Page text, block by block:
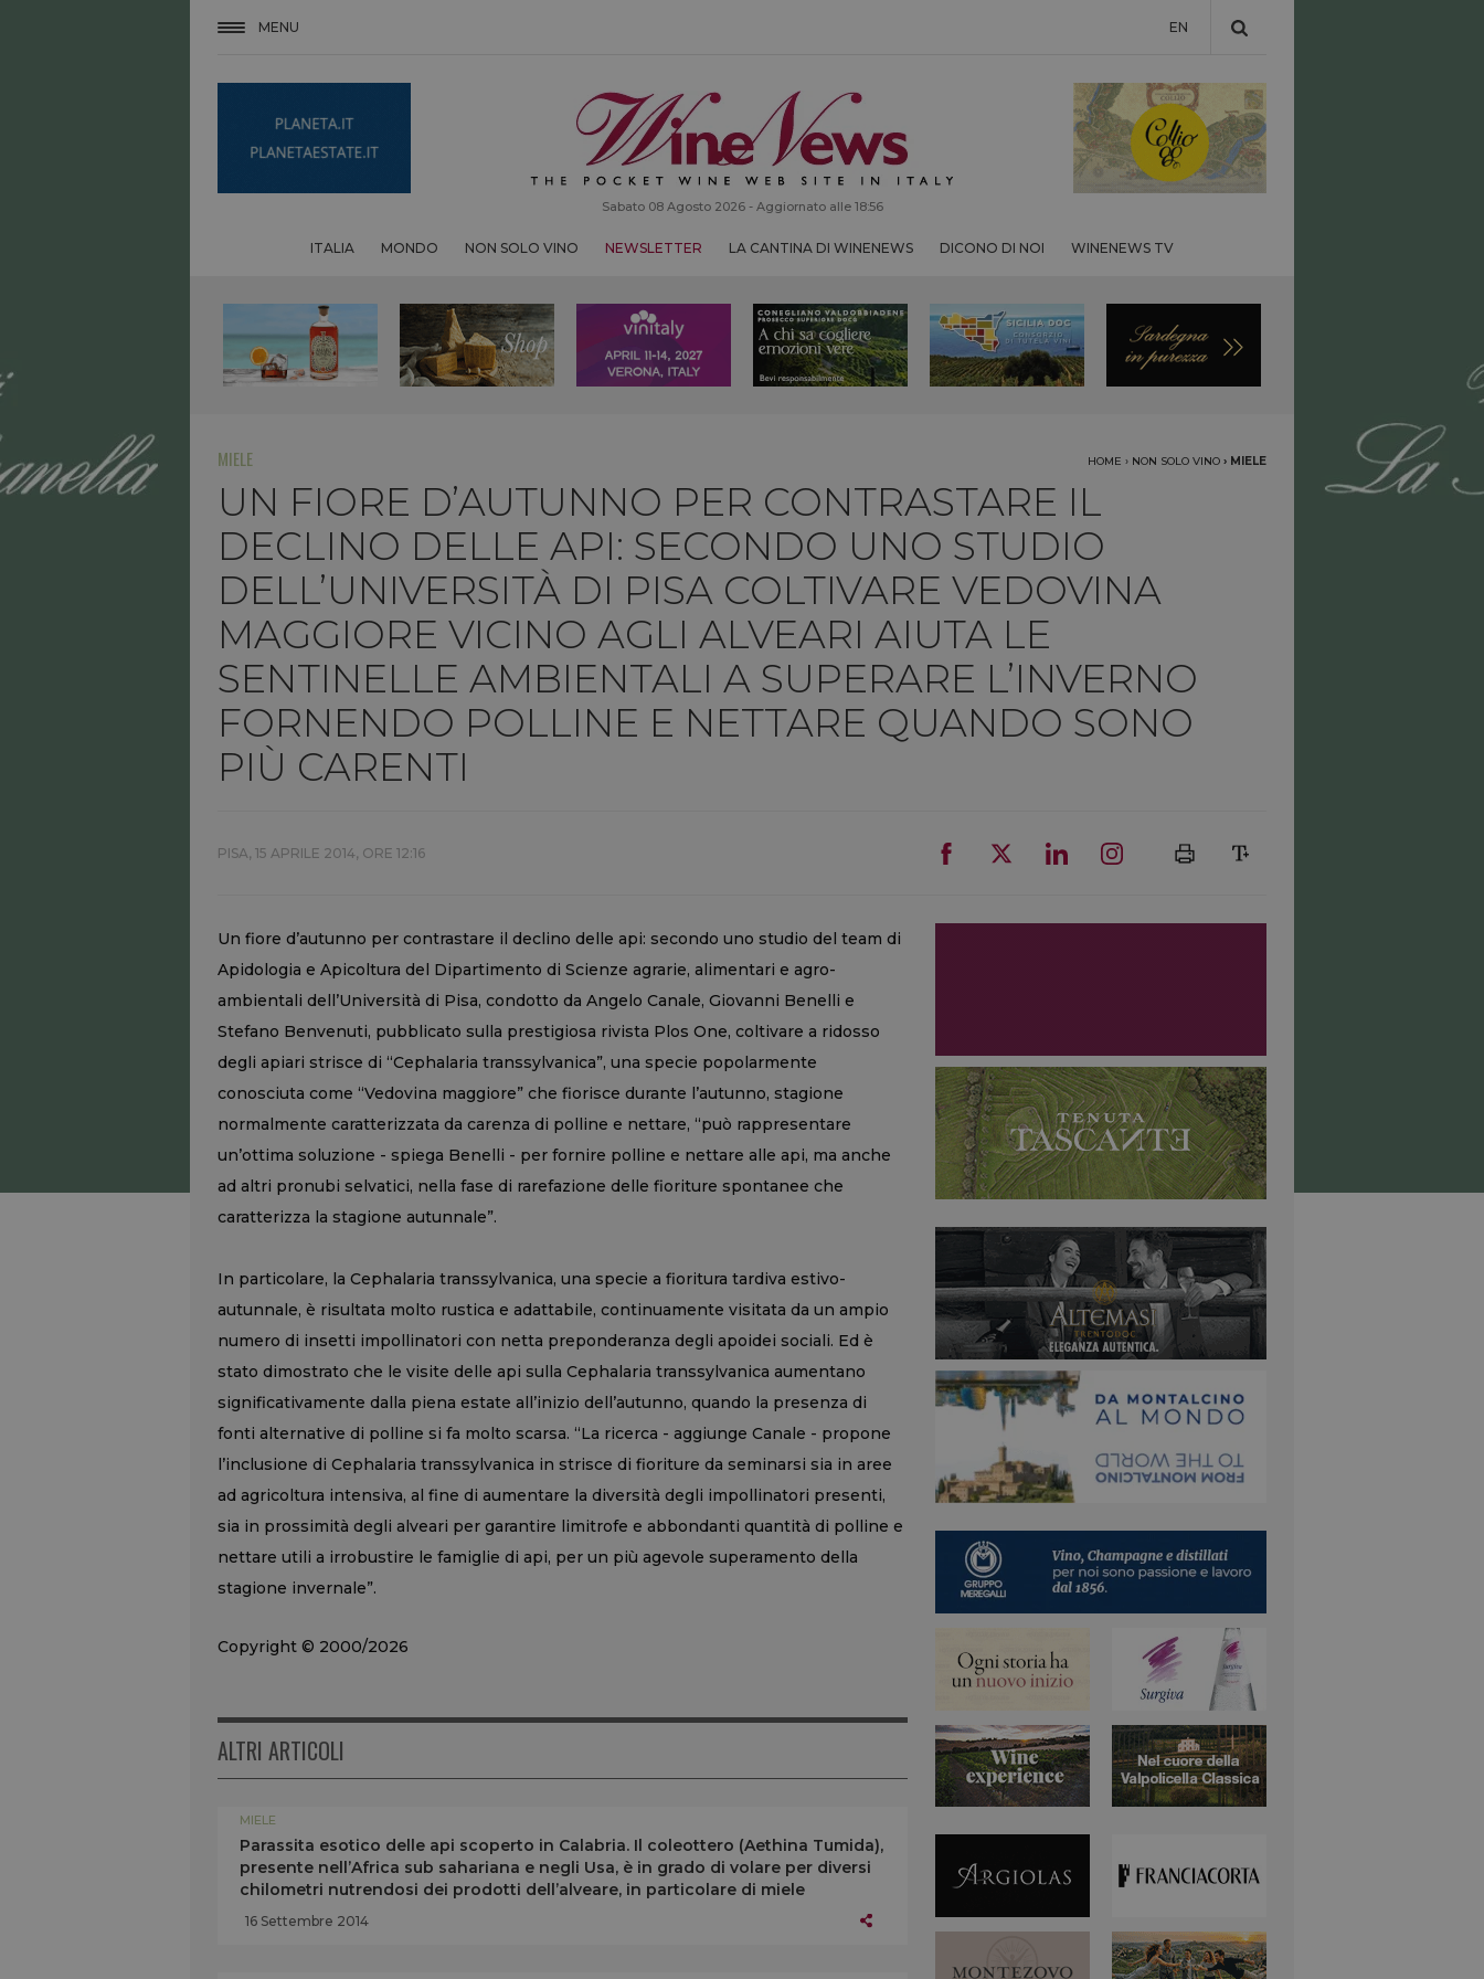
MENU EN
Sabato 08 Agosto 2026 - Aggiornato alle 18:56
ITALIA MONDO NON SOLO VINO NEWSLETTER LA CANTINA DI WINENEWS DICONO DI NOI WINENEWS TV
MIELE HOME › NON SOLO VINO › MIELE
UN FIORE D’AUTUNNO PER CONTRASTARE IL
DECLINO DELLE API: SECONDO UNO STUDIO
DELL’UNIVERSITÀ DI PISA COLTIVARE VEDOVINA
MAGGIORE VICINO AGLI ALVEARI AIUTA LE
SENTINELLE AMBIENTALI A SUPERARE L’INVERNO
FORNENDO POLLINE E NETTARE QUANDO SONO
PIÙ CARENTI
PISA, 15 APRILE 2014, ORE 12:16
Un fiore d’autunno per contrastare il declino delle api: secondo uno studio del team di
Apidologia e Apicoltura del Dipartimento di Scienze agrarie, alimentari e agro-
ambientali dell’Università di Pisa, condotto da Angelo Canale, Giovanni Benelli e
Stefano Benvenuti, pubblicato sulla prestigiosa rivista Plos One, coltivare a ridosso
degli apiari strisce di “Cephalaria transsylvanica”, una specie popolarmente
conosciuta come “Vedovina maggiore” che fiorisce durante l’autunno, stagione
normalmente caratterizzata da carenza di polline e nettare, “può rappresentare
un’ottima soluzione - spiega Benelli - per fornire polline e nettare alle api, ma anche
ad altri pronubi selvatici, nella fase di rarefazione delle fioriture spontanee che
caratterizza la stagione autunnale”.
In particolare, la Cephalaria transsylvanica, una specie a fioritura tardiva estivo-
autunnale, è risultata molto rustica e adattabile, continuamente visitata da un ampio
numero di insetti impollinatori con netta preponderanza degli apoidei sociali. Ed è
stato dimostrato che le visite delle api sulla Cephalaria transsylvanica aumentano
significativamente dalla piena estate all’inizio dell’autunno, quando la presenza di
fonti alternative di polline si fa molto scarsa. “La ricerca - aggiunge Canale - propone
l’inclusione di Cephalaria transsylvanica in strisce di fioriture da seminarsi sia in aree
ad agricoltura intensiva, al fine di aumentare la diversità degli impollinatori presenti,
sia in prossimità degli alveari per garantire limitrofe e abbondanti quantità di polline e
nettare utili a irrobustire le famiglie di api, per un più agevole superamento della
stagione invernale”.
Copyright © 2000/2026
ALTRI ARTICOLI
MIELE
Parassita esotico delle api scoperto in Calabria. Il coleottero (Aethina Tumida),
presente nell’Africa sub sahariana e negli Usa, è in grado di volare per diversi
chilometri nutrendosi dei prodotti dell’alveare, in particolare di miele
16 Settembre 2014